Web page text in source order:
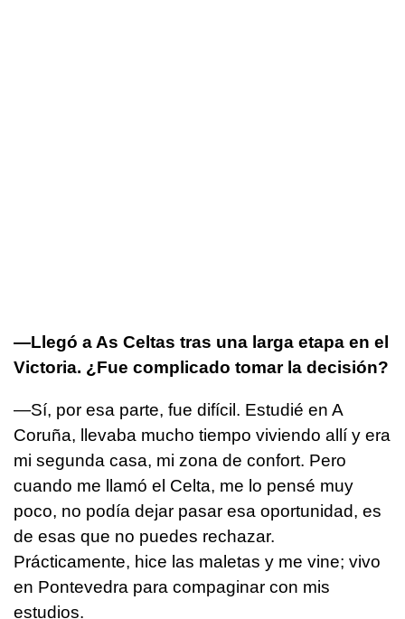
—Llegó a As Celtas tras una larga etapa en el
Victoria. ¿Fue complicado tomar la decisión?
—Sí, por esa parte, fue difícil. Estudié en A
Coruña, llevaba mucho tiempo viviendo allí y era
mi segunda casa, mi zona de confort. Pero
cuando me llamó el Celta, me lo pensé muy
poco, no podía dejar pasar esa oportunidad, es
de esas que no puedes rechazar.
Prácticamente, hice las maletas y me vine; vivo
en Pontevedra para compaginar con mis
estudios.